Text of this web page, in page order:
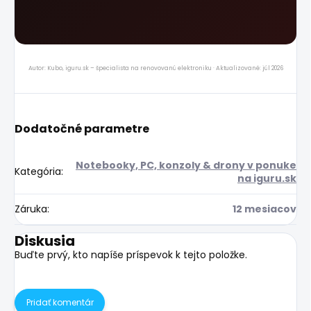
Autor: Kubo, iguru.sk – špecialista na renovovanú elektroniku · Aktualizované: júl 2026
Dodatočné parametre
Kategória:
Notebooky, PC, konzoly & drony v ponuke
na iguru.sk
Záruka: 12 mesiacov
Diskusia
Buďte prvý, kto napíše príspevok k tejto položke.
Pridať komentár